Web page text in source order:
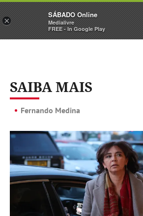
Sábado Assine
SAIBA MAIS
Fernando Medina
×
SÁBADO Online
Medialivre
FREE - In Google Play